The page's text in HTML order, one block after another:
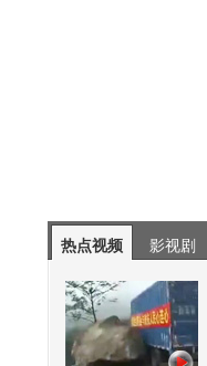
热点视频 影视剧